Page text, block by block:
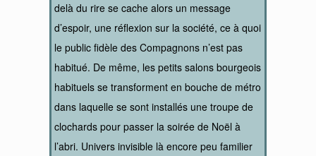
delà du rire se cache alors un message
d’espoir, une réflexion sur la société, ce à quoi
le public fidèle des Compagnons n’est pas
habitué. De même, les petits salons bourgeois
habituels se transforment en bouche de métro
dans laquelle se sont installés une troupe de
clochards pour passer la soirée de Noël à
l’abri. Univers invisible là encore peu familier